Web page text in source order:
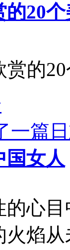
20
赏的
一篇
国女人
心
火焰